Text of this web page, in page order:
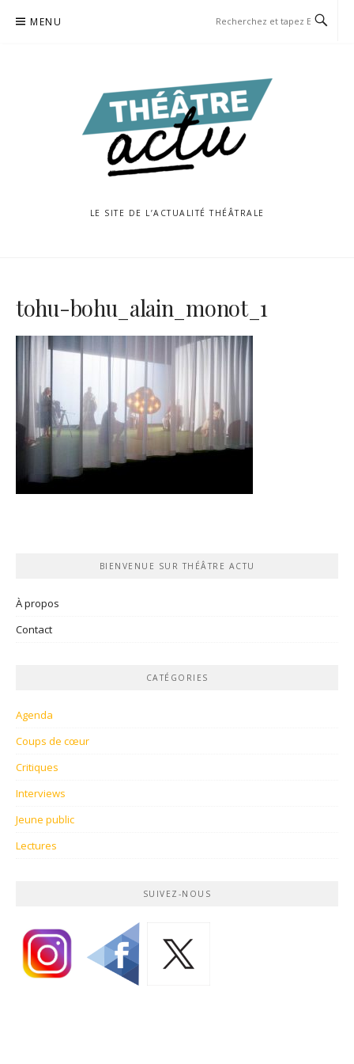
MENU
LE SITE DE L’ACTUALITÉ THÉÂTRALE
tohu-bohu_alain_monot_1
BIENVENUE SUR THÉÂTRE ACTU
À propos
Contact
CATÉGORIES
Agenda
Coups de cœur
Critiques
Interviews
Jeune public
Lectures
SUIVEZ-NOUS